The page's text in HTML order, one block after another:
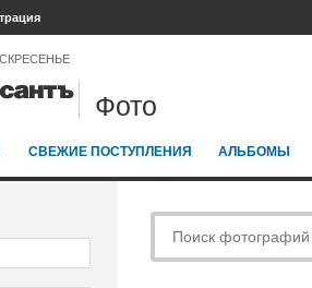
Фото
СВЕЖИЕ ПОСТУПЛЕНИЯ АЛЬБОМЫ